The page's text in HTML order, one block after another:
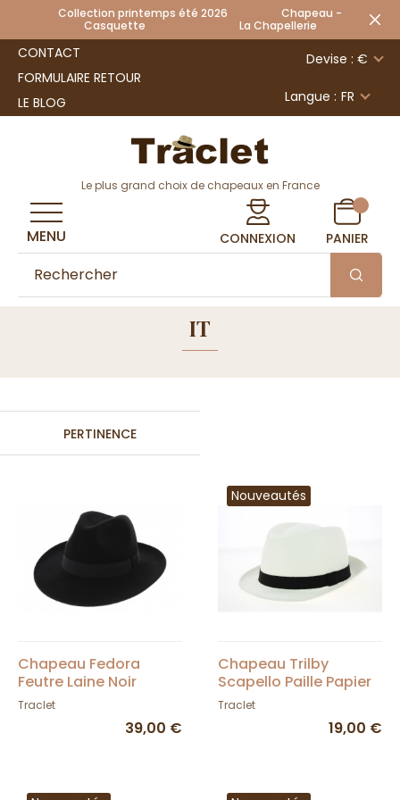
Collection printemps été 2026 Chapeau -
Casquette La Chapellerie
CONTACT
FORMULAIRE RETOUR
LE BLOG
Devise : €
Langue : FR
Le plus grand choix de chapeaux en France
CONNEXION PANIER
MENU
IT
PERTINENCE
Chapeau Fedora
Feutre Laine Noir
Imperméable - Traclet
Traclet
39,00 €
Nouveautés
Chapeau Trilby
Scapello Paille Papier
Blanc - Traclet
Traclet
19,00 €